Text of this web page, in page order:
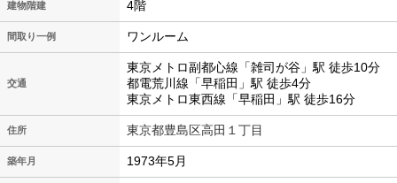
建物階建 4階
間取り一例 ワンルーム
交通
東京メトロ副都心線「雑司が谷」駅 徒歩10分
都電荒川線「早稲田」駅 徒歩4分
東京メトロ東西線「早稲田」駅 徒歩16分
住所 東京都豊島区高田１丁目
築年月 1973年5月